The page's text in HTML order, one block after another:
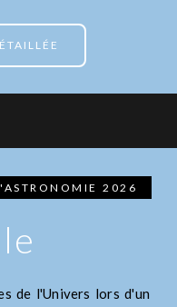
2026
de l'Univers lors d'un